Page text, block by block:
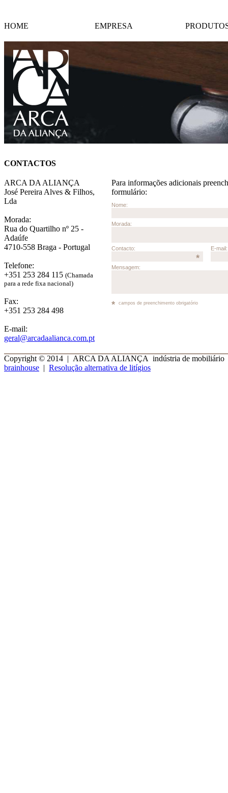
HOME EMPRESA
CONTACTOS
ARCA DA ALIANÇA
José Pereira Alves & Filhos,
Lda
Morada:
Rua do Quartilho nº 25 -
Adaúfe
4710-558 Braga - Portugal
Telefone:
+351 253 284 115 (Chamada
para a rede fixa nacional)
Fax:
+351 253 284 498
E-mail:
geral@arcadaalianca.com.pt
Para informações adicionais
formulário:
Copyright © 2014 | ARCA DA ALIANÇA indústria de mobiliário |
brainhouse | Resolução alternativa de litígios